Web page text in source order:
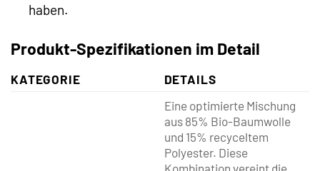
haben.
Produkt-Spezifikationen im Detail
KATEGORIE DETAILS
Eine optimierte Mischung
aus 85% Bio-Baumwolle
und 15% recyceltem
Polyester. Diese